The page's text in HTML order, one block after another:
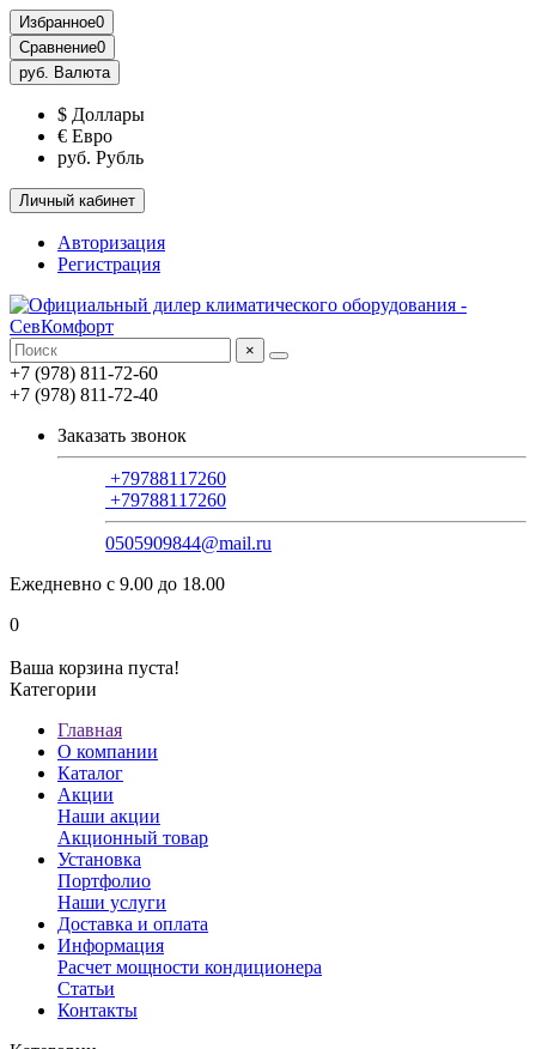
Избранное0
Сравнение0
руб. Валюта
$ Доллары
€ Евро
руб. Рубль
Личный кабинет
Авторизация
Регистрация
×
+7 (978) 811-72-60
+7 (978) 811-72-40
Заказать звонок
+79788117260
+79788117260
0505909844@mail.ru
Ежедневно с 9.00 до 18.00
0
Ваша корзина пуста!
Категории
Главная
О компании
Каталог
Акции
Наши акции
Акционный товар
Установка
Портфолио
Наши услуги
Доставка и оплата
Информация
Расчет мощности кондиционера
Статьи
Контакты